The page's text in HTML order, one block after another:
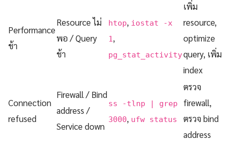
Performance
ช้า
Resource ไม่
พอ / Query
ช้า
htop, iostat -x
1 ,
pg_stat_activity
เพิ่ม
resource,
optimize
query, เพิ่ม
index
Connection
refused
Firewall / Bind
address /
Service down
ss -tlnp | grep
3000, ufw status
ตรวจ
firewall,
ตรวจ bind
address